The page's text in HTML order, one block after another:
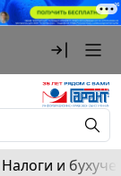
Налоги и